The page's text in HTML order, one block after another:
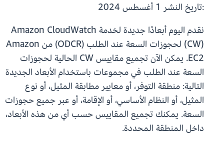
:تاريخ النشر
نقدم اليوم أبعادًا جديدة لخدمة Amazon CloudWatch
(CW) لحجوزات السعة عند الطلب (ODCR) من Amazon
EC2. يمكن الآن تجميع مقاييس CW الحالية لحجوزات
السعة عند الطلب في مجموعات باستخدام الأبعاد الجديدة
التالية: منطقة التوفر، أو معايير مطابقة المثيل، أو نوع
المثيل، أو النظام الأساسي، أو الإقامة، أو عبر جميع حجوزات
السعة. يمكنك تجميع المقاييس حسب أي من هذه الأبعاد،
داخل المنطقة المحددة.